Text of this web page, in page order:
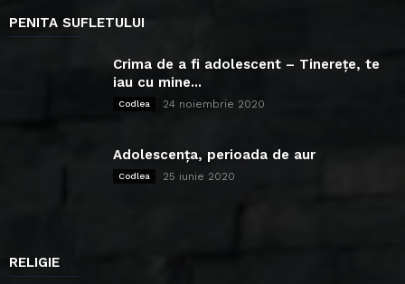
PENITA SUFLETULUI
Crima de a fi adolescent – Tinerețe, te
iau cu mine...
Codlea 24 noiembrie 2020
Adolescența, perioada de aur
Codlea 25 iunie 2020
RELIGIE